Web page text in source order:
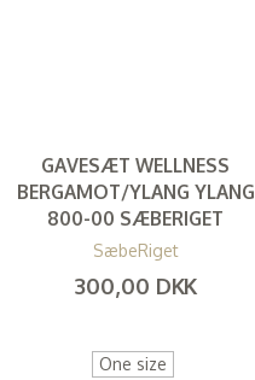
GAVESÆT WELLNESS
BERGAMOT/YLANG YLANG
800-00 SÆBERIGET
SæbeRiget
300,00 DKK
One size